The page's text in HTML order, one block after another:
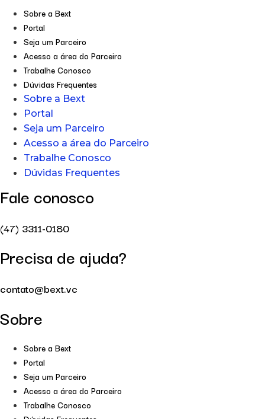
Sobre a Bext
Portal
Seja um Parceiro
Acesso a área do Parceiro
Trabalhe Conosco
Dúvidas Frequentes
Sobre a Bext
Portal
Seja um Parceiro
Acesso a área do Parceiro
Trabalhe Conosco
Dúvidas Frequentes
Fale conosco
(47) 3311-0180
Precisa de ajuda?
contato@bext.vc
Sobre
Sobre a Bext
Portal
Seja um Parceiro
Acesso a área do Parceiro
Trabalhe Conosco